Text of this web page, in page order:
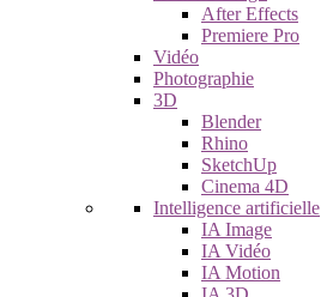
After Effects
Premiere Pro
Vidéo
Photographie
3D
Blender
Rhino
SketchUp
Cinema 4D
Intelligence artificielle
IA Image
IA Vidéo
IA Motion